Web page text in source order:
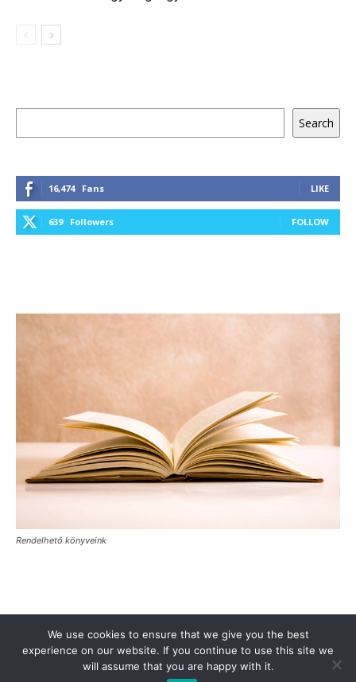
Search
16,474 Fans LIKE
639 Followers FOLLOW
Rendelhető könyveink
Támogasd a Türkinfót! Kiadványaink
Médiaajánlat
Impresszum
Adatkezelési Tájékoztató ÁSZF
Alapítvány
Rólunk
Kapcsolat
We use cookies to ensure that we give you the best
experience on our website. If you continue to use this site we
will assume that you are happy with it.